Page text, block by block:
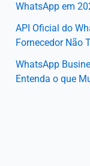
WhatsApp em
API Oficial do
Fornecedor Não
WhatsApp
Entenda o que